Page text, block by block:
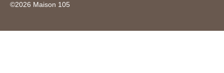
©2026 Maison 105